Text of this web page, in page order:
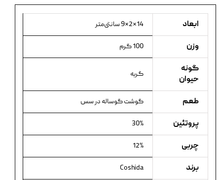
ابعاد 14×2×9 سانتی‌متر
وزن 100 گرم
گونه
حیوان
گربه
طعم گوشت گوساله در سس
پروتئین 30%
چربی 12%
برند Coshida